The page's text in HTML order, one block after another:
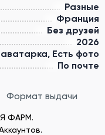
Разные
Франция
Без друзей
2026
аватарка, Есть фото
По почте
Формат выдачи
ФАРМ.